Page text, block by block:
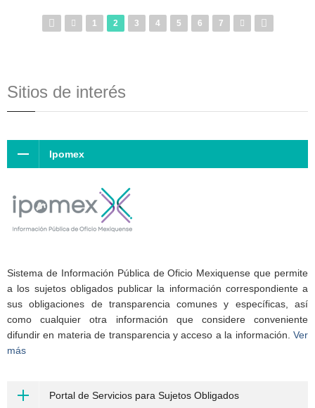
1 2 3 4 5 6 7
Sitios de interés
Ipomex
Sistema de Información Pública de Oficio Mexiquense que permite
a los sujetos obligados publicar la información correspondiente a
sus obligaciones de transparencia comunes y específicas, así
como cualquier otra información que considere conveniente
difundir en materia de transparencia y acceso a la información. Ver
más
Portal de Servicios para Sujetos Obligados